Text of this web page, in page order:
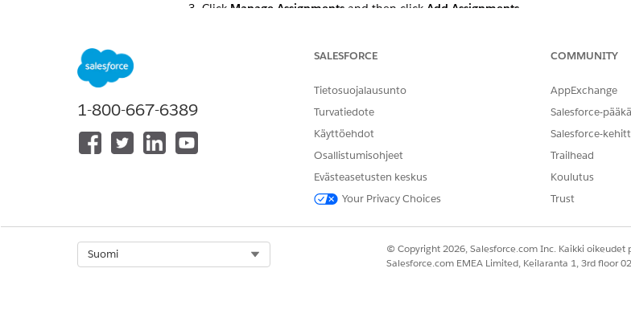
Click Manage Assignmentsand then click Add Assignments.
RATKAISIKO TÄMÄ ARTIKKELI ONGELMASI?
Anna palautetta, jotta voimme kehittyä!
1-800-667-6389
SALESFORCE
Tietosuojalausunto
Turvatiedote
Käyttöehdot
Osallistumisohjeet
Evästeasetusten keskus
Your Privacy Choices
COMMUNITY
AppExchange
Salesforce-
Salesforce-
Trailhead
Koulutus
Trust
Suomi
© Copyright 2026, Salesforce.com Inc. Kaikki
Salesforce.com EMEA Limited, Keilaranta 1, 3rd floor